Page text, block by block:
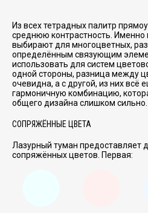
Из всех тетрадных палитр
среднюю контрастность. Именно
выбирают для многоцветных,
определённым связующим
использовать для систем
одной стороны, разница между
очевидна, а с другой, из них всё
гармоничную комбинацию,
общего дизайна слишком сильно.
СОПРЯЖЁННЫЕ ЦВЕТА
Лазурный туман предоставляет
сопряжённых цветов. Первая: